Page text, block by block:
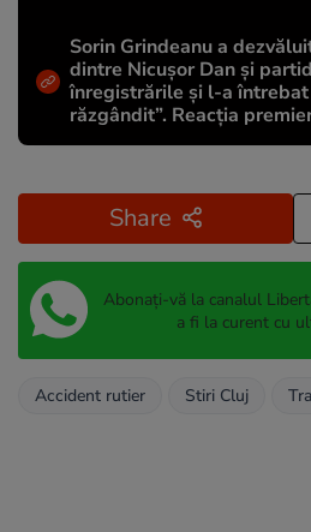
Sorin Grindeanu a
dintre Nicușor Dan și
înregistrările și l-a
răzgândit”. Reacția
Share
Abonați-vă la canalul
a fi la curent cu
Accident rutier Stiri Cluj